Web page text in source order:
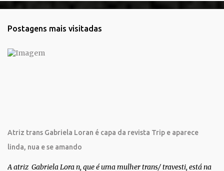
n
r
Postagens mais visitadas
Atriz trans Gabriela Loran é capa da revista Trip e aparece
linda, nua e se amando
A atriz Gabriela Lora n, que é uma mulher trans/ travesti, está na